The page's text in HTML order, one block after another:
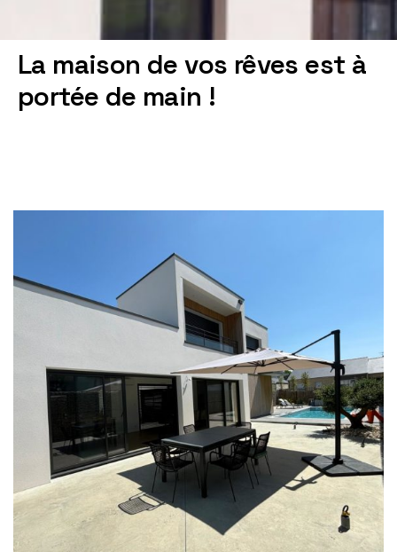
La maison de vos rêves est à
portée de main !